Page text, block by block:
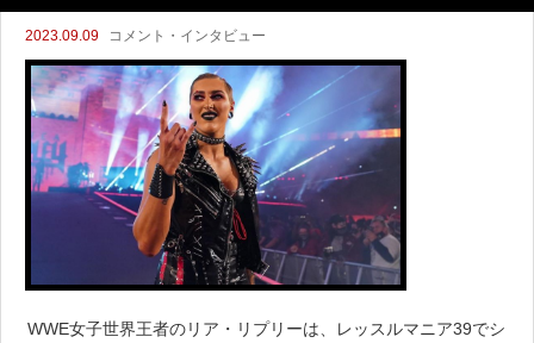
2023.09.09 コメント・インタビュー
WWE女子世界王者のリア・リプリーは、レッスルマニア39でシ